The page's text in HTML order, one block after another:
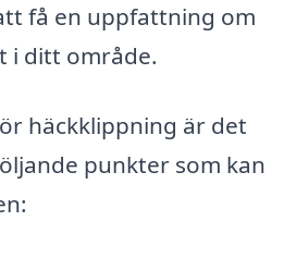
få en uppfattning om
i ditt område.
häckklippning är det
punkter som kan